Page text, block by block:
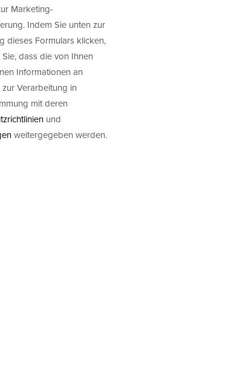
Marketing-
Indem Sie unten zur
dieses Formulars klicken,
dass die von Ihnen
Informationen an
Verarbeitung in
mit deren
und
weitergegeben werden.